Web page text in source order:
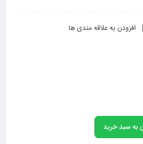
افزودن به علاقه مندی ها
به سبد خرید